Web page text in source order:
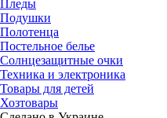
Пледы
Подушки
Полотенца
Постельное белье
Солнцезащитные очки
Техника и электроника
Товары для детей
Хозтовары